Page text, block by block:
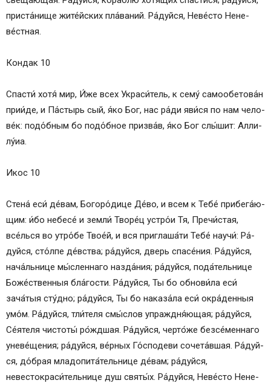
при­ста́­ни­ще жите́йских пла́ваний. Ра́­дуй­ся, Не­ве́с­то Не­не­
ве́ст­ная.
Кондак 10
Спас­ти́ хо­тя́ мир, И́же всех Украси́тель, к се­му́ самообетова́н
при­и́де, и Па́стырь сый, я́ко Бог, нас ра́­ди яви́­ся по нам че­ло­
ве́к: подо́бным бо подо́бное при­зва́в, я́ко Бог слы́шит: Алли­
лу́иа.
Икос 10
Сте­на́ еси́ де́­вам, Бо­го­ро́­ди­це Де́­во, и всем к Те­бе́ при­бе­га́ю­
щим: и́бо не­бе­се́ и зем­ли́ Тво­ре́ц устро́и Тя, Пре­чи́с­тая,
все́лься во утро́­бе Тво­е́й, и вся приглаша́ти Те­бе́ нау­чи́: Ра́­
дуй­ся, сто́л­пе де́вст­ва; ра́­дуй­ся, дверь спа­се́­ния. Ра́­дуй­ся,
нача́льнице мы́сленнаго назда́ния; ра́­дуй­ся, пода́тельнице
Бо­же́ст­вен­ныя бла́­гос­ти. Ра́­дуй­ся, Ты бо обнови́ла еси́
зача́тыя сту́дно; ра́­дуй­ся, Ты бо наказа́ла еси́ окра́денныя
умо́м. Ра́­дуй­ся, тли́теля смы́слов упраждня́ющая; ра́­дуй­ся,
Се́ятеля чис­то­ты́ ро́жд­шая. Ра́­дуй­ся, черто́же безсе́меннаго
уневе́щения; ра́­дуй­ся, ве́р­ных Го́сподеви сочета́вшая. Ра́­дуй­
ся, до́б­рая младопита́тельнице де́­вам; ра́­дуй­ся,
невестокраси́тельнице душ свя­ты́х. Ра́­дуй­ся, Не­ве́с­то Не­не­